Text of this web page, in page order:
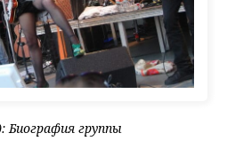
Биография группы